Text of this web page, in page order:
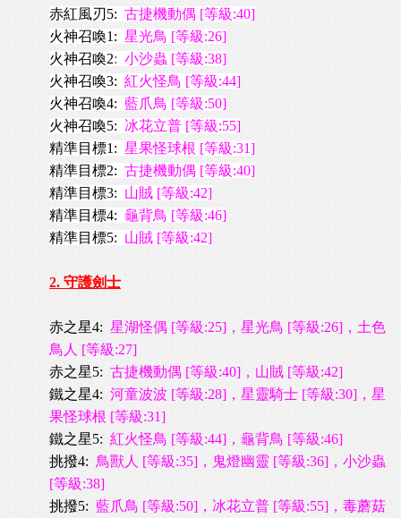
赤紅風刃5: 古捷機動偶 [等級:40]
火神召喚1: 星光鳥 [等級:26]
火神召喚2: 小沙蟲 [等級:38]
火神召喚3: 紅火怪鳥 [等級:44]
火神召喚4: 藍爪鳥 [等級:50]
火神召喚5: 冰花立普 [等級:55]
精準目標1: 星果怪球根 [等級:31]
精準目標2: 古捷機動偶 [等級:40]
精準目標3: 山賊 [等級:42]
精準目標4: 龜背鳥 [等級:46]
精準目標5: 山賊 [等級:42]
2. 守護劍士
赤之星4: 星湖怪偶 [等級:25]，星光鳥 [等級:26]，土色
鳥人 [等級:27]
赤之星5: 古捷機動偶 [等級:40]，山賊 [等級:42]
鐵之星4: 河童波波 [等級:28]， 星靈騎士 [等級:30]，星
果怪球根 [等級:31]
鐵之星5: 紅火怪鳥 [等級:44]，龜背鳥 [等級:46]
挑撥4: 鳥獸人 [等級:35]，鬼燈幽靈 [等級:36]，小沙蟲
[等級:38]
挑撥5: 藍爪鳥 [等級:50]，冰花立普 [等級:55]，毒蘑菇